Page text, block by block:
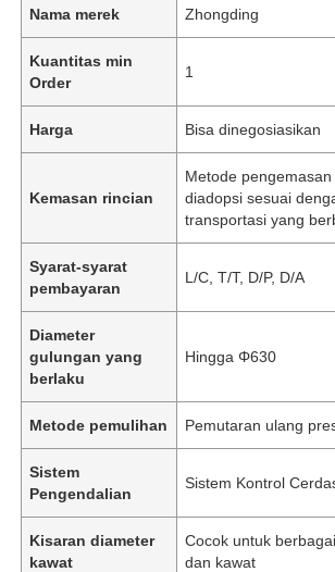
Nama merek Zhongding
Kuantitas min
Order
1
Harga Bisa dinegosiasikan
Kemasan rincian
Metode
diadopsi sesuai
transportasi yang
Syarat-syarat
pembayaran
L/C, T/T, D/P, D/A
Diameter
gulungan yang
berlaku
Hingga Φ630
Metode pemulihan Pemutaran ulang
Sistem
Pengendalian
Sistem Kontrol
Kisaran diameter
kawat
Cocok untuk
dan kawat